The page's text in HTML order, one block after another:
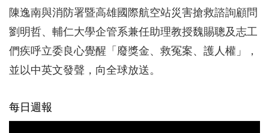
陳逸南與消防署暨高雄國際航空站災害搶救諮詢顧問
劉明哲、輔仁大學企管系兼任助理教授魏賜聰及志工
們疾呼立委良心覺醒「廢獎金、救冤案、護人權」，
並以中英文發聲，向全球放送。
每日週報